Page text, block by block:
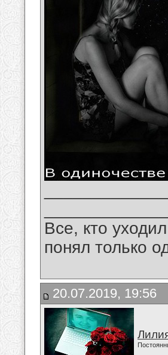
Все, кто
понял только
20.07.2019, 19:56